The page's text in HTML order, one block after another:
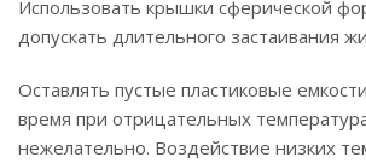
Использовать крышки сферической
допускать длительного застаивания
Оставлять пустые пластиковые
время при отрицательных
нежелательно. Воздействие низких